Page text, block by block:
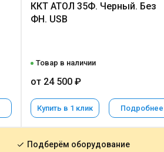
ККТ АТОЛ 35Ф. Черный. Без
ФН. USB
Товар в наличии
от 24 500 ₽
Купить в 1 клик Подробнее
Подберём оборудование